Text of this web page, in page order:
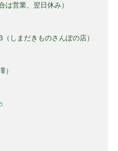
は営業、翌日休み）
しまだきものさんぽの店）
）